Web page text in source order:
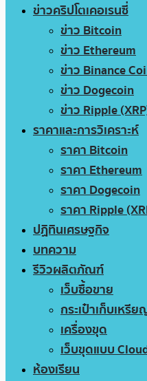
ข่าวคริปโตเคอเรนซี่
ข่าว Bitcoin
ข่าว Ethereum
ข่าว Binance
ข่าว Dogecoin
ข่าว Ripple
ราคาและการวิเคราะห์
ราคา Bitcoin
ราคา Ethereum
ราคา Dogecoin
ราคา Ripple
ปฏิทินเศรษฐกิจ
บทความ
รีวิวผลิตภัณฑ์
เว็บซื้อขาย
กระเป๋าเก็บเหรีย
เครื่องขุด
เว็บขุดแบบ
ห้องเรียน